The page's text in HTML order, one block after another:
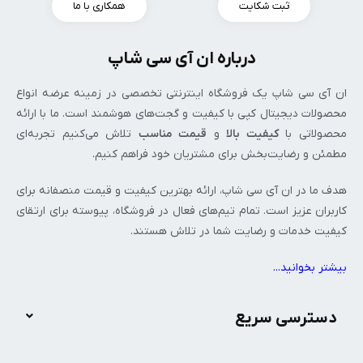
خرید گوشی طرح سامسونگ از ان آی سی
گوشی سامسونگ طرح اصلی نسخه فول کپی محصول شرکت سامسونگ
است که توسط شرکت KS ویتنام طراحی و ساخته شده است. این
گوشی ها از نظر ظاهری هیچ تفاوتی با نسخه اصلی ندارند و از نظر
امکانات و قابلیت ها کاملا مشابه گوشی های میان رده بازار، با این
مناسب، کارایی و دوام بالا،
خرید گوشی طرح سامسونگ
، کاملا مقرون به
صرفه است.
خرید گوشی ورتو
تولید شده‌اند دردسترس عموم قرار بگیرند؟
ثبت شکایت همکاری با ما
درباره ان آی سی شاپ
ان‌ آی‌ سی شاپ یک فروشگاه اینترنتی تخصصی در زمینه عرضه انواع
محصولات دیجیتال کپی با کیفیت و گجت‌های هوشمند است. ما با ارائه
محصولاتی باکیفیت بالاو قیمت مناسب تلاش می‌کنیم تجربه‌ای
مطمئن و رضایت‌بخش برای مشتریان خود فراهم کنیم.
هدف ما در ان‌ آی‌ سی شاپ، ارائه بهترین کیفیت و قیمت منصفانه برای
کاربران عزیز است. تمام تیم‌های فعال در فروشگاه، پیوسته برای ارتقای
کیفیت خدمات و رضایت شما در تلاش هستند.
بیشتر بخوانید...
دسترسی سریع